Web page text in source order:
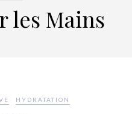
les Mains
HYDRATATION